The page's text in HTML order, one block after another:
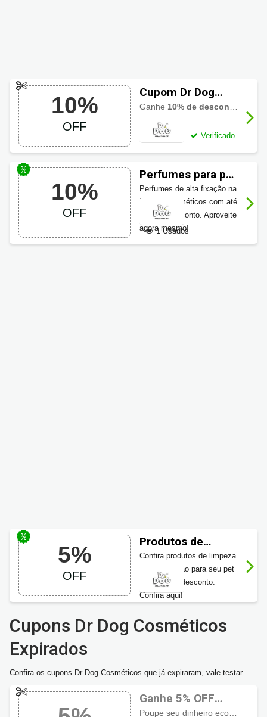
10%
OFF
Cupom Dr Dog
Cosméticos
primeira compra
10% OFF
Ganhe 10% de desconto
Verificado
10%
OFF
Perfumes para pet
Dr Dog
Cosméticos até
10% OFF
Perfumes de alta fixação na
Dr Dog Cosméticos com até
10% de desconto. Aproveite
agora mesmo!
1 Usados
5%
OFF
Produtos de
Higiene Dr Dog
Cosméticos 5%
OFF
Confira produtos de limpeza
e higienização para seu pet
com 5% de desconto.
Confira aqui!
Cupons Dr Dog Cosméticos
Expirados
Confira os cupons Dr Dog Cosméticos que já expiraram, vale testar.
Ganhe 5% OFF
usando o cupom